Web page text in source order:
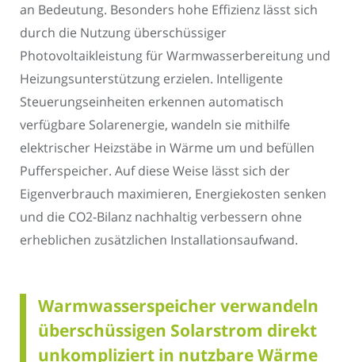
an Bedeutung. Besonders hohe Effizienz lässt sich
durch die Nutzung überschüssiger
Photovoltaikleistung für Warmwasserbereitung und
Heizungsunterstützung erzielen. Intelligente
Steuerungseinheiten erkennen automatisch
verfügbare Solarenergie, wandeln sie mithilfe
elektrischer Heizstäbe in Wärme um und befüllen
Pufferspeicher. Auf diese Weise lässt sich der
Eigenverbrauch maximieren, Energiekosten senken
und die CO2-Bilanz nachhaltig verbessern ohne
erheblichen zusätzlichen Installationsaufwand.
Warmwasserspeicher verwandeln
überschüssigen Solarstrom direkt
unkompliziert in nutzbare Wärme